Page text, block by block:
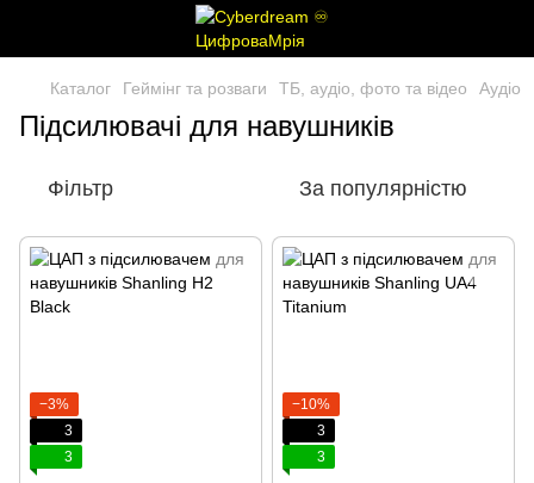
Каталог Геймінг та розваги ТБ, аудіо, фото та відео Аудіо
Підсилювачі для навушників
Фільтр За популярністю
−3%
3
3
−10%
3
3